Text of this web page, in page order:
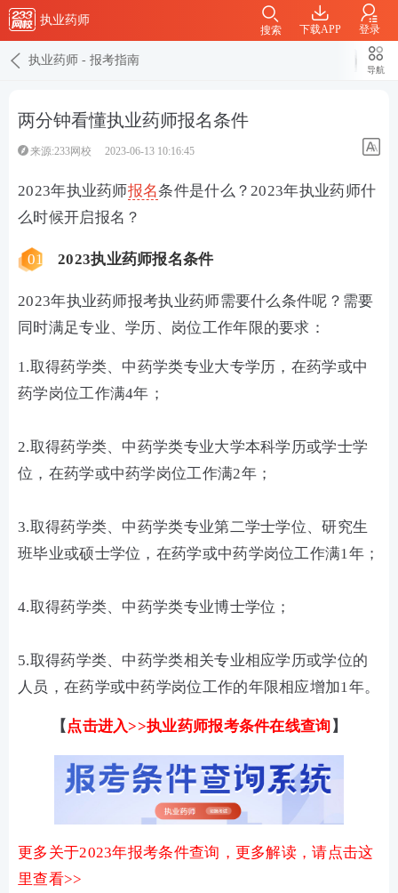
执业药师
下载APP 登录
搜索
执业药师 - 报考指南
导航
两分钟看懂执业药师报名条件
来源:233网校 2023-06-13 10:16:45
2023年执业药师报名条件是什么？2023年执业药师什
么时候开启报名？
01 2023执业药师报名条件
2023年执业药师报考执业药师需要什么条件呢？需要
同时满足专业、学历、岗位工作年限的要求：
1.取得药学类、中药学类专业大专学历，在药学或中
药学岗位工作满4年；
2.取得药学类、中药学类专业大学本科学历或学士学
位，在药学或中药学岗位工作满2年；
3.取得药学类、中药学类专业第二学士学位、研究生
班毕业或硕士学位，在药学或中药学岗位工作满1年；
4.取得药学类、中药学类专业博士学位；
5.取得药学类、中药学类相关专业相应学历或学位的
人员，在药学或中药学岗位工作的年限相应增加1年。
【 点击进入>>执业药师报考条件在线查询 】
更多关于2023年报考条件查询，更多解读，请点击这
里查看>>